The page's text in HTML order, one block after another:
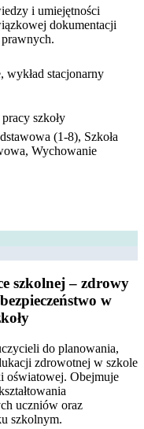
i umiejętności
dokumentacji
wykład stacjonarny
szkoły
(1-8), Szkoła
Wychowanie
szkolnej – zdrowy
w
do planowania,
zdrowotnej w szkole
oświatowej. Obejmuje
uczniów oraz
szkolnym.